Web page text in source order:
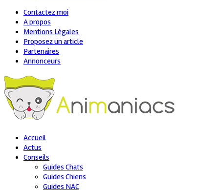
Contactez moi
A propos
Mentions Légales
Proposez un article
Partenaires
Annonceurs
Accueil
Actus
Conseils
Guides Chats
Guides Chiens
Guides NAC